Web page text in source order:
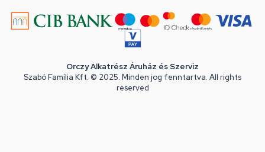
Orczy Alkatrész Áruház és Szerviz
Szabó Família Kft. © 2025. Minden jog fenntartva. All rights
reserved